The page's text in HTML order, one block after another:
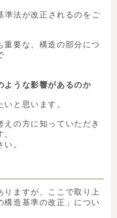
法が改正されるのをご
重要な、構造の部分につ
ような影響があるのか
と思います。
えの方に知っていただき
。
りますが、ここで取り上
構造基準の改正」につい